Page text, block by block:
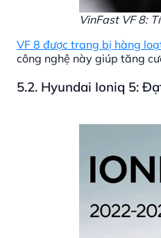
VinFast VF 8:
VF 8 được trang bị hàng
công nghệ này giúp tăng
5.2. Hyundai Ioniq 5: